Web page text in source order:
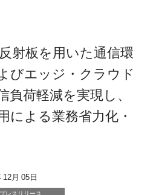
射板を用いた通信環
びエッジ・クラウド
荷軽減を実現し、
による業務省力化・
12月 05日
プレスリリース